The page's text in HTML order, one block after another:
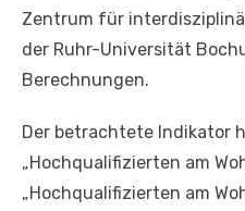
Zentrum für
der Ruhr-Universität
Berechnungen.
Der betrachtete Indikator
„Hochqualifizierten am
„Hochqualifizierten am